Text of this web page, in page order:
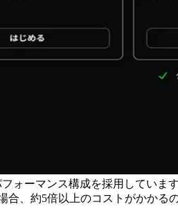
ォーマンス構成を採用してい
、約5倍以上のコストがかかる